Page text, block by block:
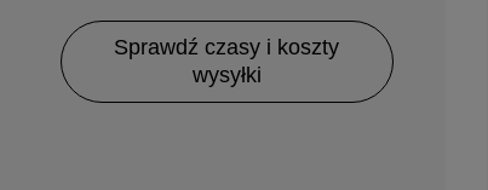
Sprawdź czasy i koszty
wysyłki